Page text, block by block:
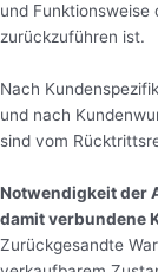
und Funktionsweise
zurückzuführen ist.
Nach
und nach
sind vom
Notwendigkeit der
damit verbundene
Zurückgesandte